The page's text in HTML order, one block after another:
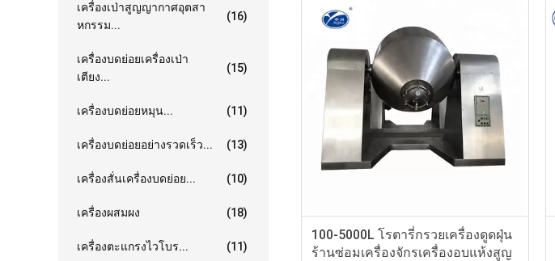
เครื่องเป่าสูญญากาศอุตสา
หกรรม...
(16)
เครื่องบดย่อยเครื่องเป่า
เตียง...
(15)
เครื่องบดย่อยหมุน... (11)
เครื่องบดย่อยอย่างรวดเร็ว... (13)
เครื่องสั่นเครื่องบดย่อย... (10)
เครื่องผสมผง (18)
เครื่องตะแกรงไวโบร... (11)
100-5000L โรตารี่กรวยเครื่องดูดฝุ่น
ร้านซ่อมเครื่องจักรเครื่องอบแห้งสูญ